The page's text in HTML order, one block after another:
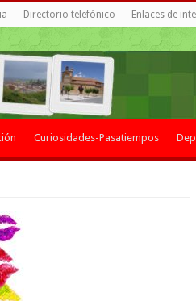
Directorio telefónico Enlaces de
Curiosidades-Pasatiempos